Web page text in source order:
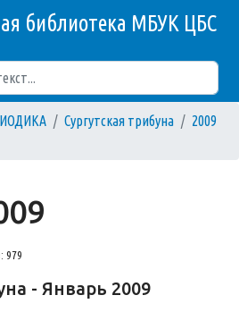
библиотека МБУК ЦБС
Сургутская трибуна
2009
979
- Январь 2009